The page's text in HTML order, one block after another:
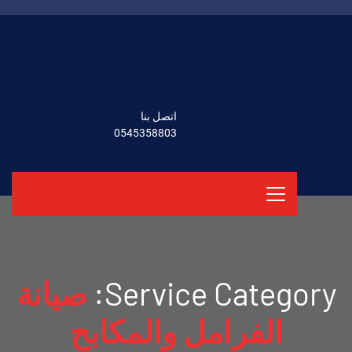
اتصل بنا
0545358803
Service Category: صيانة
الفرامل والمكابح